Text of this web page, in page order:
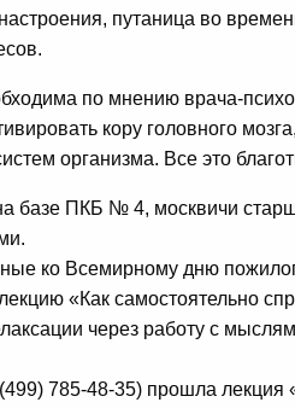
путаница во
по мнению врача-
кору головного
организма. Все это
базе ПКБ № 4, москвичи
ко Всемирному дню
«Как самостоятельно
через работу с
785-48-35) прошла